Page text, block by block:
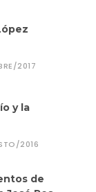
2017
y la
2016
de